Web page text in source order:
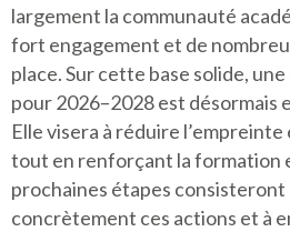
largement la communauté
fort engagement et de
place. Sur cette base solide,
pour 2026–2028 est désormais
Elle visera à réduire
tout en renforçant la formation
prochaines étapes consisteront
concrètement ces actions et à